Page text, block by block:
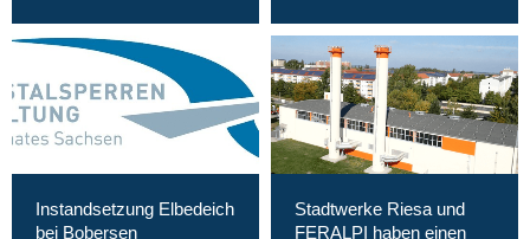
Instandsetzung Elbedeich
bei Bobersen
Stadtwerke Riesa und
FERALPI haben einen